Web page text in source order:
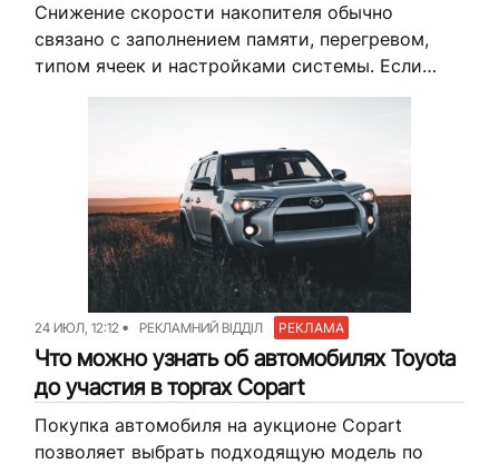
Снижение скорости накопителя обычно
связано с заполнением памяти, перегревом,
типом ячеек и настройками системы. Если
ССД диск начинает медленно копировать
стоит проверить свободное место,
24 ИЮЛ, 12:12 РЕКЛАМНИЙ ВІДДІЛ РЕКЛАМА
Что можно узнать об автомобилях Toyota
до участия в торгах Copart
Покупка автомобиля на аукционе Copart
позволяет выбрать подходящую модель по